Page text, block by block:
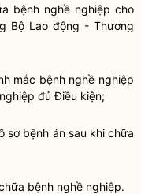
bệnh nghề nghiệp cho
Bộ Lao động - Thương
mắc bệnh nghề nghiệp
đủ Điều kiện;
sơ bệnh án sau khi chữa
bệnh nghề nghiệp.